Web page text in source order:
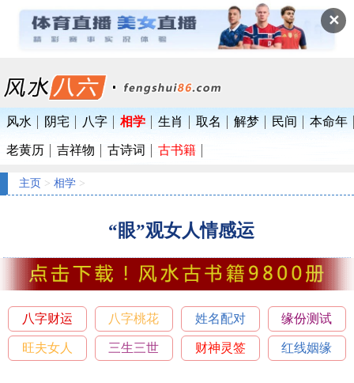
✕
风水 阴宅 八字 相学 生肖 取名 解梦 民间 本命年
老黄历 吉祥物 古诗词 古书籍
主页 > 相学 >
“眼”观女人情感运
八字财运 八字桃花 姓名配对 缘份测试
旺夫女人 三生三世 财神灵签 红线姻缘